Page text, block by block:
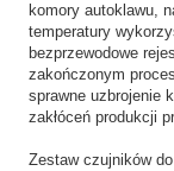
komory autoklawu,
temperatury
bezprzewodowe
zakończonym
sprawne uzbrojenie
zakłóceń produkcji
Zestaw czujników